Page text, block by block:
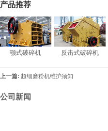
产品推荐
颚式破碎机 反击式破碎机
上一篇: 超细磨粉机维护须知
公司新闻